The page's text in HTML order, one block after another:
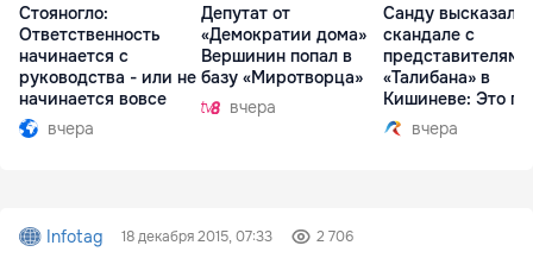
Стояногло:
Ответственность
начинается с
руководства - или не
начинается вовсе
вчера
Депутат от
«Демократии дома»
Вершинин попал в
базу «Миротворца»
вчера
Санду
скандале с
представителями
«Талибана» в
Кишиневе: Это
вчера
Infotag 18 декабря 2015, 07:33 2 706